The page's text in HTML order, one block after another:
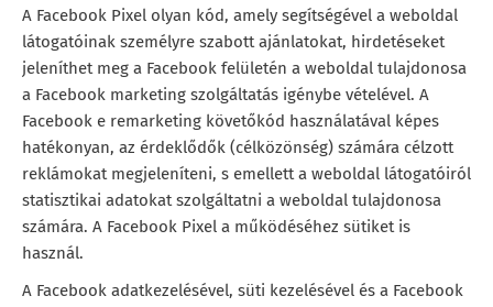
A Facebook Pixel olyan kód, amely segítségével a weboldal
látogatóinak személyre szabott ajánlatokat, hirdetéseket
jeleníthet meg a Facebook felületén a weboldal tulajdonosa
a Facebook marketing szolgáltatás igénybe vételével. A
Facebook e remarketing követőkód használatával képes
hatékonyan, az érdeklődők (célközönség) számára célzott
reklámokat megjeleníteni, s emellett a weboldal látogatóiról
statisztikai adatokat szolgáltatni a weboldal tulajdonosa
számára. A Facebook Pixel a működéséhez sütiket is
használ.
A Facebook adatkezelésével, süti kezelésével és a Facebook